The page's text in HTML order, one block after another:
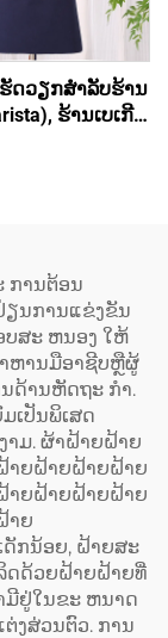
ຮັດວຽກສຳລັບຮ້ານ
ຮ້ານເບເກີຣີ່
ກອບດ້ວຍເສື້ອຜ້າ
ວນປະກອບຂອງ
ແລະ ຜ້າຝ້າ
ຳລັບທັງຜູ້ຍິງ ແລະ
ຜູ້ຊາຍ
ການຕ້ອນ
ຽນການແຂ່ງຂັນ
ບສະ ຫນອງ ໃຫ້
ຫານມືອາຊີບຫຼືຜູ້
ດ້ານຫັດຖະ ກໍາ.
ເປັນພິເສດ
າມ. ຜ້າຝ້າຍຝ້າຍ
າຍຝ້າຍຝ້າຍຝ້າຍ
າຍຝ້າຍຝ້າຍຝ້າຍ
າຍ
ດັກນ້ອຍ, ຝ້າຍສະ
ດດ້ວຍຝ້າຍຝ້າຍທີ່
ມີຢູ່ໃນຂະ ຫນາດ
ງສ່ວນຕົວ. ການ